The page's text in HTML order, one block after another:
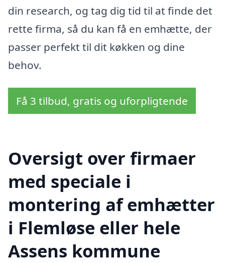
din research, og tag dig tid til at finde det
rette firma, så du kan få en emhætte, der
passer perfekt til dit køkken og dine
behov.
Få 3 tilbud, gratis og uforpligtende
Oversigt over firmaer
med speciale i
montering af emhætter
i Flemløse eller hele
Assens kommune